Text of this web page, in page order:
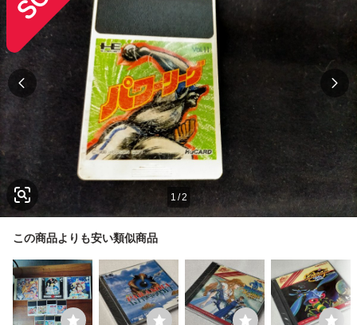
1 /2
この商品よりも安い類似商品